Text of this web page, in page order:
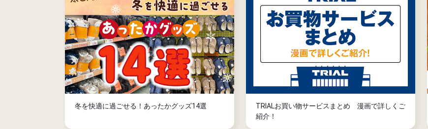
冬を快適に過ごせる！あったかグッズ14選
TRIALお買い物サービスまとめ 漫画で詳しくご
紹介！